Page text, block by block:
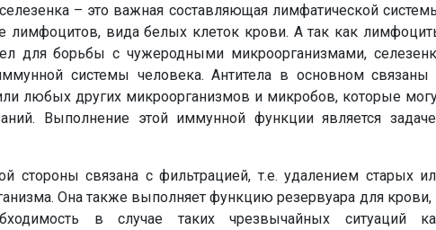
– это важная составляющая лимфатической
лимфоцитов, вида белых клеток крови. А так как
для борьбы с чужеродными микроорганизмами,
системы человека. Антитела в основном связаны
любых других микроорганизмов и микробов, которые
Выполнение этой иммунной функции является
стороны связана с фильтрацией, т.е. удалением старых
Она также выполняет функцию резервуара для крови,
в случае таких чрезвычайных ситуаций